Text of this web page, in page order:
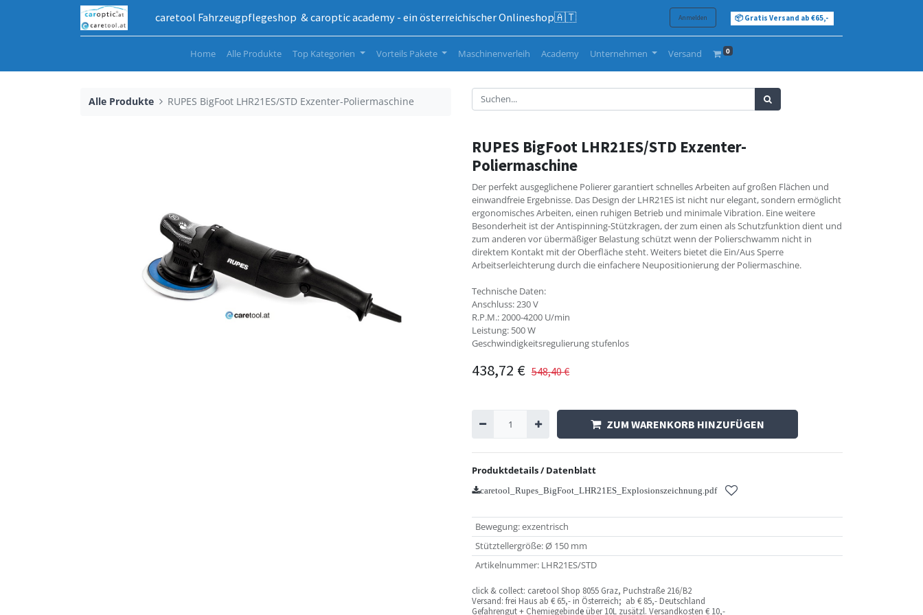
caretool Fahrzeugpflegeshop & caroptic academy - ein österreichischer Onlineshop🇦🇹 Anmelden 📦 Gratis Versand ab €65,-
Home Alle Produkte Top Kategorien Vorteils Pakete Maschinenverleih Academy Unternehmen Versand 0
Alle Produkte RUPES BigFoot LHR21ES/STD Exzenter-Poliermaschine
RUPES BigFoot LHR21ES/STD Exzenter-
Poliermaschine
Der perfekt ausgeglichene Polierer garantiert schnelles Arbeiten auf großen Flächen und
einwandfreie Ergebnisse. Das Design der LHR21ES ist nicht nur elegant, sondern ermöglicht
ergonomisches Arbeiten, einen ruhigen Betrieb und minimale Vibration. Eine weitere
Besonderheit ist der Antispinning-Stützkragen, der zum einen als Schutzfunktion dient und
zum anderen vor übermäßiger Belastung schützt wenn der Polierschwamm nicht in
direktem Kontakt mit der Oberfläche steht. Weiters bietet die Ein/Aus Sperre
Arbeitserleichterung durch die einfachere Neupositionierung der Poliermaschine.
Technische Daten:
Anschluss: 230 V
R.P.M.: 2000-4200 U/min
Leistung: 500 W
Geschwindigkeitsregulierung stufenlos
438,72 € 548,40€
ZUM WARENKORB HINZUFÜGEN
Produktdetails / Datenblatt
caretool_Rupes_BigFoot_LHR21ES_Explosionszeichnung.pdf
Bewegung:exzentrisch
Stütztellergröße:Ø 150 mm
Artikelnummer: LHR21ES/STD
click & collect: caretool Shop 8055 Graz, Puchstraße 216/B2
Versand: frei Haus ab € 65,- in Österreich; ab € 85,- Deutschland
Gefahrengut + Chemiegebinde über 10L zusätzl. Versandkosten € 10,-